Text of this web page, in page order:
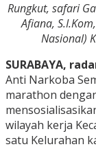
Rungkut, safari
Afiana,
Nasional)
SURABAYA,
Anti Narkoba
marathon
wilayah kerja
satu Kelurahan